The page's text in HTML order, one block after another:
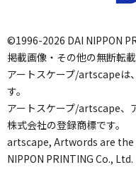
©1996-2026 DAI NIPPON
掲載画像・その他の無断転
アートスケープ/artscapeは
す。
アートスケープ/artscape、
株式会社の登録商標です。
artscape, Artwords are
NIPPON PRINTING Co., Ltd.